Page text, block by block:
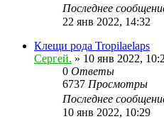
Последнее
22 янв 2022, 14:32
Клещи рода Tropilaelaps
Сергей. » 10 янв 2022,
0 Ответы
6737 Просмотры
Последнее
10 янв 2022, 10:29